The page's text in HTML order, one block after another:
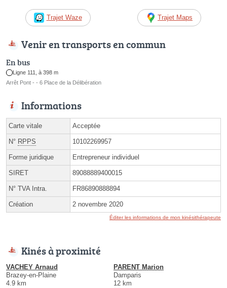
Trajet Waze Trajet Maps
Venir en transports en commun
En bus
Ligne 111, à 398 m
Arrêt Pont - - 6 Place de la Délibération
Informations
Carte vitale Acceptée
N° RPPS 10102269957
Forme juridique Entrepreneur individuel
SIRET 89088889400015
N° TVA Intra. FR86890888894
Création 2 novembre 2020
Éditer les informations de mon kinésithérapeute
Kinés à proximité
VACHEY Arnaud
Brazey-en-Plaine
4.9 km
PARENT Marion
Damparis
12 km